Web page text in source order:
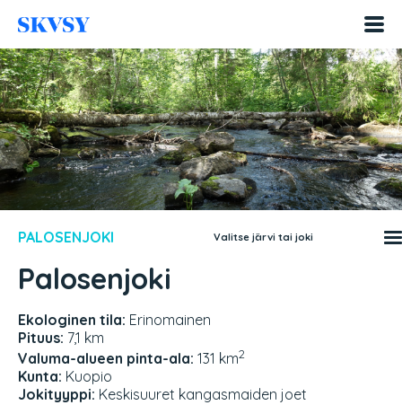
sisältöön
PALOSENJOKI Valitse järvi tai joki
Palosenjoki
Ekologinen tila: Erinomainen
Pituus: 7,1 km
Valuma-alueen pinta-ala: 131 km2
Kunta: Kuopio
Jokityyppi: Keskisuuret kangasmaiden joet